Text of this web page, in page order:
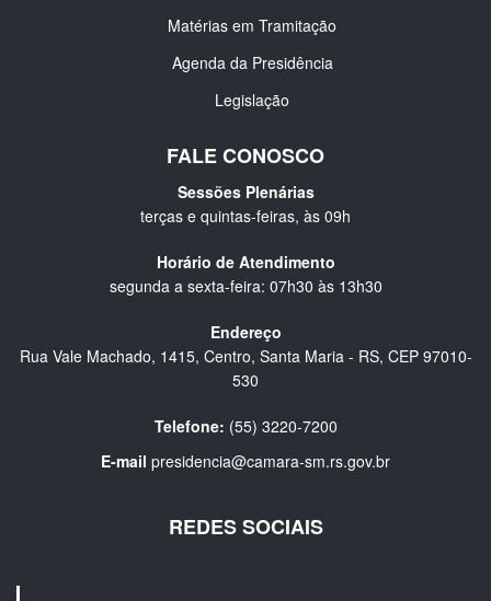
Matérias em Tramitação
Agenda da Presidência
Legislação
FALE CONOSCO
Sessões Plenárias
terças e quintas-feiras, às 09h
Horário de Atendimento
segunda a sexta-feira: 07h30 às 13h30
Endereço
Rua Vale Machado, 1415, Centro, Santa Maria - RS, CEP 97010-
530
Telefone: (55) 3220-7200
E-mail presidencia@camara-sm.rs.gov.br
REDES SOCIAIS